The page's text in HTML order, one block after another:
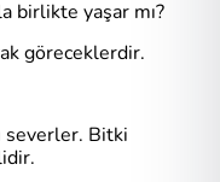
birlikte yaşar mı?
göreceklerdir.
severler. Bitki